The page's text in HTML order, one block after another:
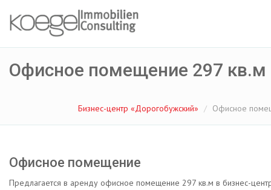
Офисное помещение 297 кв.м
Бизнес-центр «Дорогобужский» Офисное
Офисное помещение
Предлагается в аренду офисное помещение 297 кв.м в бизнес-